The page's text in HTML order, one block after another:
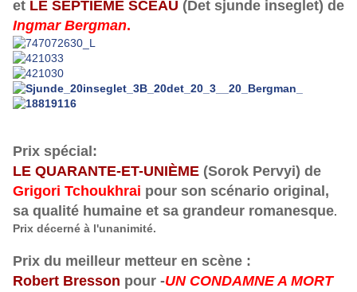
et LE SEPTIEME SCEAU (Det sjunde inseglet) de
Ingmar Bergman.
Prix spécial:
LE QUARANTE-ET-UNIÈME (Sorok Pervyi) de
Grigori Tchoukhrai pour son scénario original,
sa qualité humaine et sa grandeur romanesque.
Prix décerné à l'unanimité.
Prix du meilleur metteur en scène :
Robert Bresson pour -UN CONDAMNE A MORT